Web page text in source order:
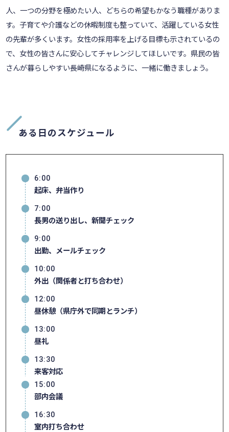
人、一つの分野を極めたい人、どちらの希望もかなう職種がありま
す。子育てや介護などの休暇制度も整っていて、活躍している女性
の先輩が多くいます。女性の採用率を上げる目標も示されているの
で、女性の皆さんに安心してチャレンジしてほしいです。県民の皆
さんが暮らしやすい長崎県になるように、一緒に働きましょう。
ある日のスケジュール
6:00
起床、弁当作り
7:00
長男の送り出し、新聞チェック
9:00
出勤、メールチェック
10:00
外出（関係者と打ち合わせ）
12:00
昼休憩（県庁外で同期とランチ）
13:00
昼礼
13:30
来客対応
15:00
部内会議
16:30
室内打ち合わせ